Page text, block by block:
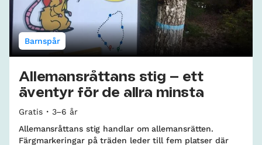
Barnspår
Allemansråttans stig – ett
äventyr för de allra minsta
Gratis
3–6 år
Allemansråttans stig handlar om allemansrätten.
Färgmarkeringar på träden leder till fem platser där